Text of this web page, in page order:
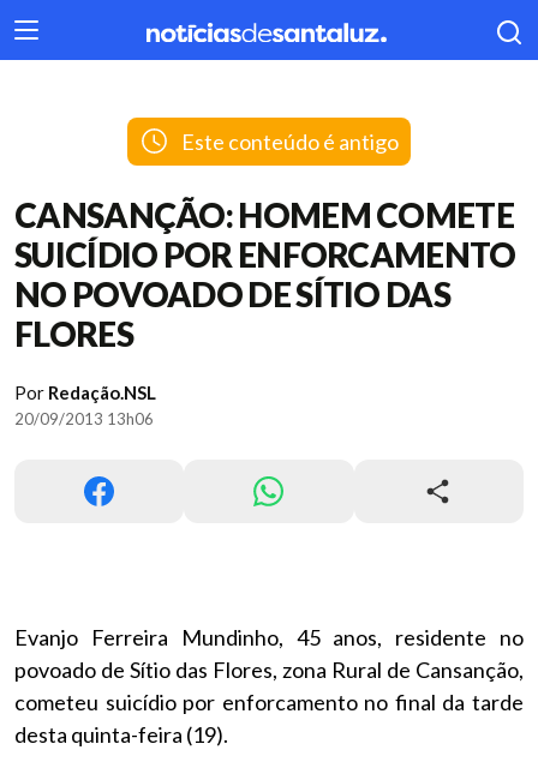
404
Este conteúdo é antigo
CANSANÇÃO: HOMEM COMETE
SUICÍDIO POR ENFORCAMENTO
NO POVOADO DE SÍTIO DAS
FLORES
Por Redação.NSL
20/09/2013 13h06
Evanjo Ferreira Mundinho, 45 anos, residente no
povoado de Sítio das Flores, zona Rural de Cansanção,
cometeu suicídio por enforcamento no final da tarde
desta quinta-feira (19).